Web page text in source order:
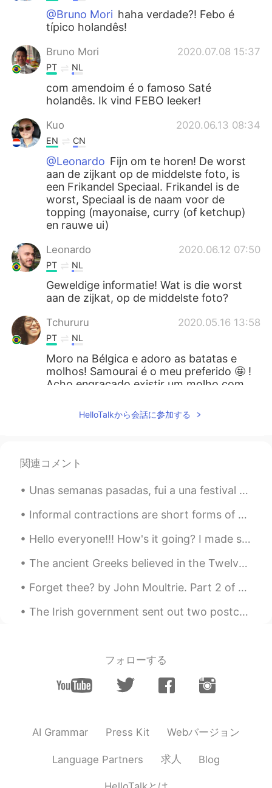
@Bruno Mori haha verdade?! Febo é
típico holandês!
Bruno Mori 2020.07.08 15:37
PT NL
com amendoim é o famoso Saté
holandês. Ik vind FEBO leeker!
Kuo 2020.06.13 08:34
EN CN
@Leonardo Fijn om te horen! De worst
aan de zijkant op de middelste foto, is
een Frikandel Speciaal. Frikandel is de
worst, Speciaal is de naam voor de
topping (mayonaise, curry (of ketchup)
en rauwe ui)
Leonardo 2020.06.12 07:50
PT NL
Geweldige informatie! Wat is die worst
aan de zijkat, op de middelste foto?
Tchururu 2020.05.16 13:58
PT NL
Moro na Bélgica e adoro as batatas e
molhos! Samourai é o meu preferido 🤩 !
Acho engraçado existir um molho com
2020.05.15 15:11
Delicioso
PT ES
Eu estou morando na Holanda, e meu
EN CN
@Nathaliaeu posso te recomendar-lo!
Interesante! Realmente não
conheco essa forma, mas há muitas
formas aqui por comer batatas fritas
EN CN
Ik hou het liefst van patat met
HelloTalkから会話に参加する
関連コメント
Unas semanas pasadas, fui a una festival de cine. Siempre siento incómodo en festivales así, pero...
Informal contractions are short forms of other words that people use when speaking casually. They...
Hello everyone!!! How's it going? I made some Chocolate Chip Cookies a little while ago. Here ar...
The ancient Greeks believed in the Twelve Gods of Olympus. Religion was very important for the so...
Forget thee? by John Moultrie. Part 2 of 3. “Forget thee?”—Bid the forest-birds forget their sw...
The Irish government sent out two postcards to everyone house in Ireland, so we can write to each...
フォローする
AI Grammar Press Kit Webバージョン
Language Partners 求人 Blog